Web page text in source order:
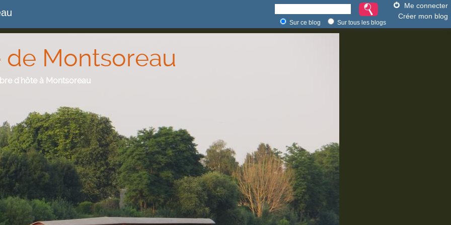
Me connecter
Créer mon blog
Sur ce blog Sur tous les blogs
de Montsoreau
d'hôte à Montsoreau